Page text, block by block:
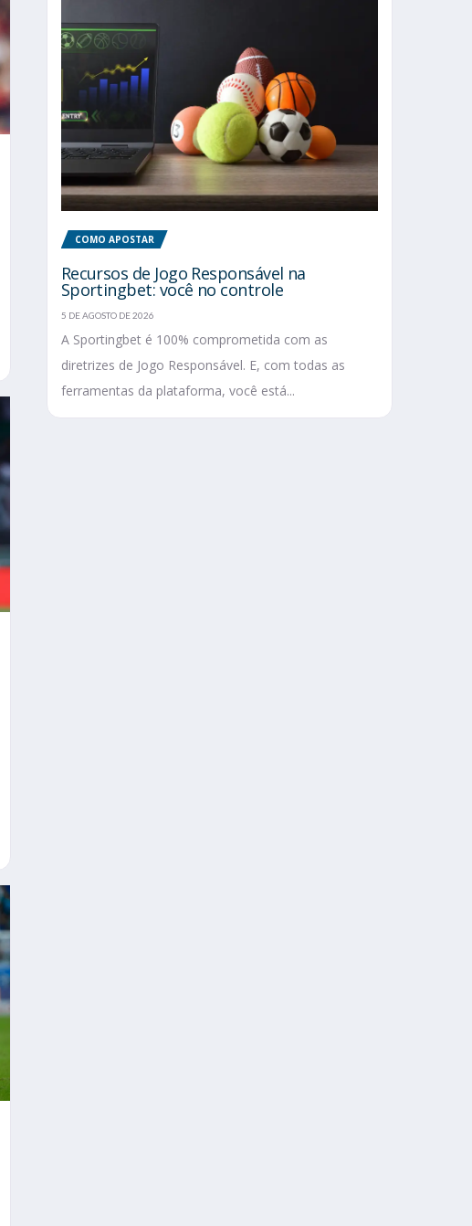
COMO APOSTAR
Recursos de Jogo Responsável na
Sportingbet: você no controle
5 DE AGOSTO DE 2026
A Sportingbet é 100% comprometida com as
diretrizes de Jogo Responsável. E, com todas as
ferramentas da plataforma, você está...